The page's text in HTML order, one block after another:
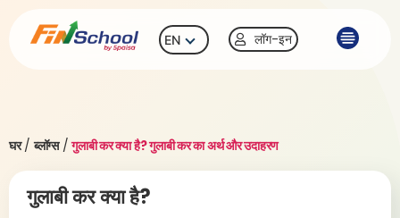
EN लॉग-इन
घर/ब्लॉग्स/गुलाबी कर क्या है? गुलाबी कर का अर्थ और उदाहरण
गुलाबी कर क्या है?